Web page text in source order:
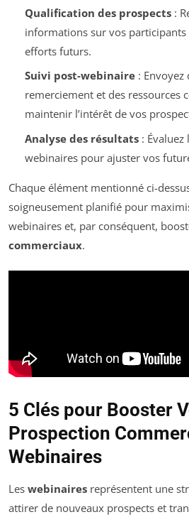
Qualification des prospects:
informations sur vos
efforts futurs.
Suivi post-webinaire: Envoyez
remerciement et des ressources
maintenir l’intérêt de vos
Analyse des résultats: Évaluez
webinaires pour ajuster vos
Chaque élément mentionné ci-
soigneusement planifié pour
webinaires et, par conséquent,
commerciaux.
5 Clés pour Booster
Prospection
Webinaires
Les webinaires représentent une
attirer de nouveaux prospects et